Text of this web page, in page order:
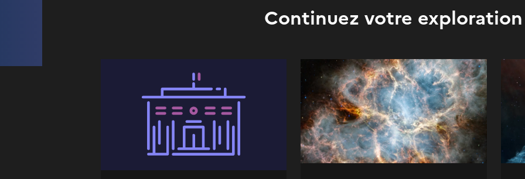
Continuez votre exploration